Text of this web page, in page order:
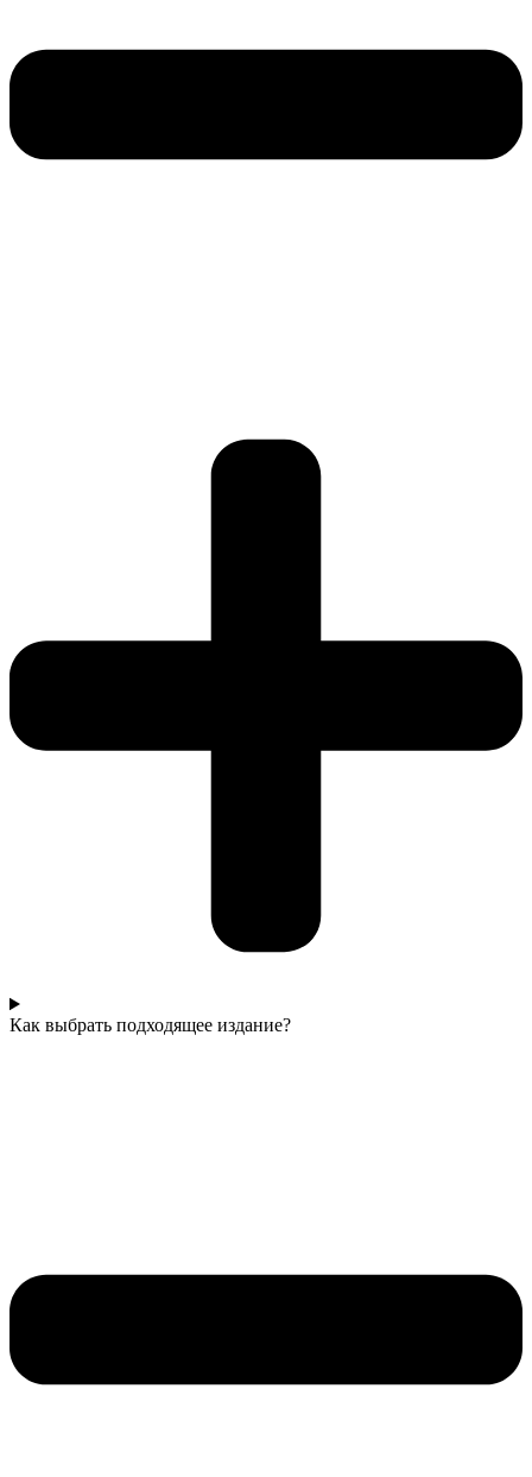
Как выбрать подходящее издание?